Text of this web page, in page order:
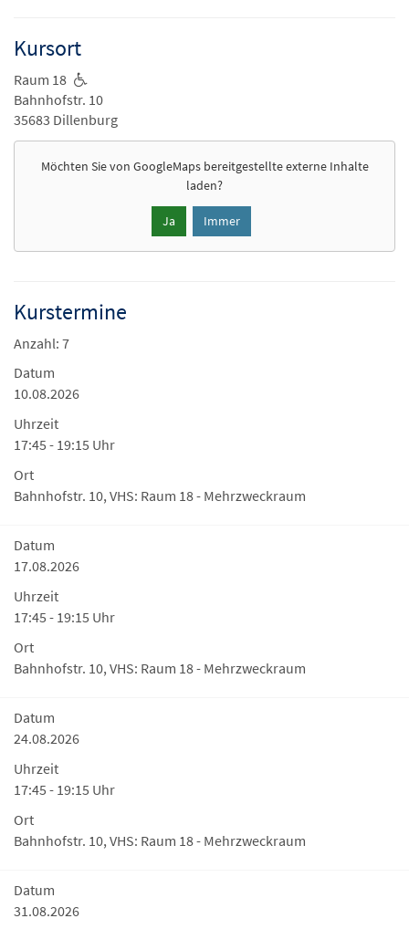
Kursort
Raum 18
Bahnhofstr. 10
35683 Dillenburg
Möchten Sie von GoogleMapsbereitgestellte externe Inhalte
laden?
Ja Immer
Kurstermine
Anzahl: 7
Datum
10.08.2026
Uhrzeit
17:45 - 19:15 Uhr
Ort
Bahnhofstr. 10, VHS: Raum 18 - Mehrzweckraum
Datum
17.08.2026
Uhrzeit
17:45 - 19:15 Uhr
Ort
Bahnhofstr. 10, VHS: Raum 18 - Mehrzweckraum
Datum
24.08.2026
Uhrzeit
17:45 - 19:15 Uhr
Ort
Bahnhofstr. 10, VHS: Raum 18 - Mehrzweckraum
Datum
31.08.2026